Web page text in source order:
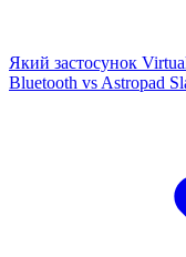
Який застосунок
Bluetooth vs Astropad